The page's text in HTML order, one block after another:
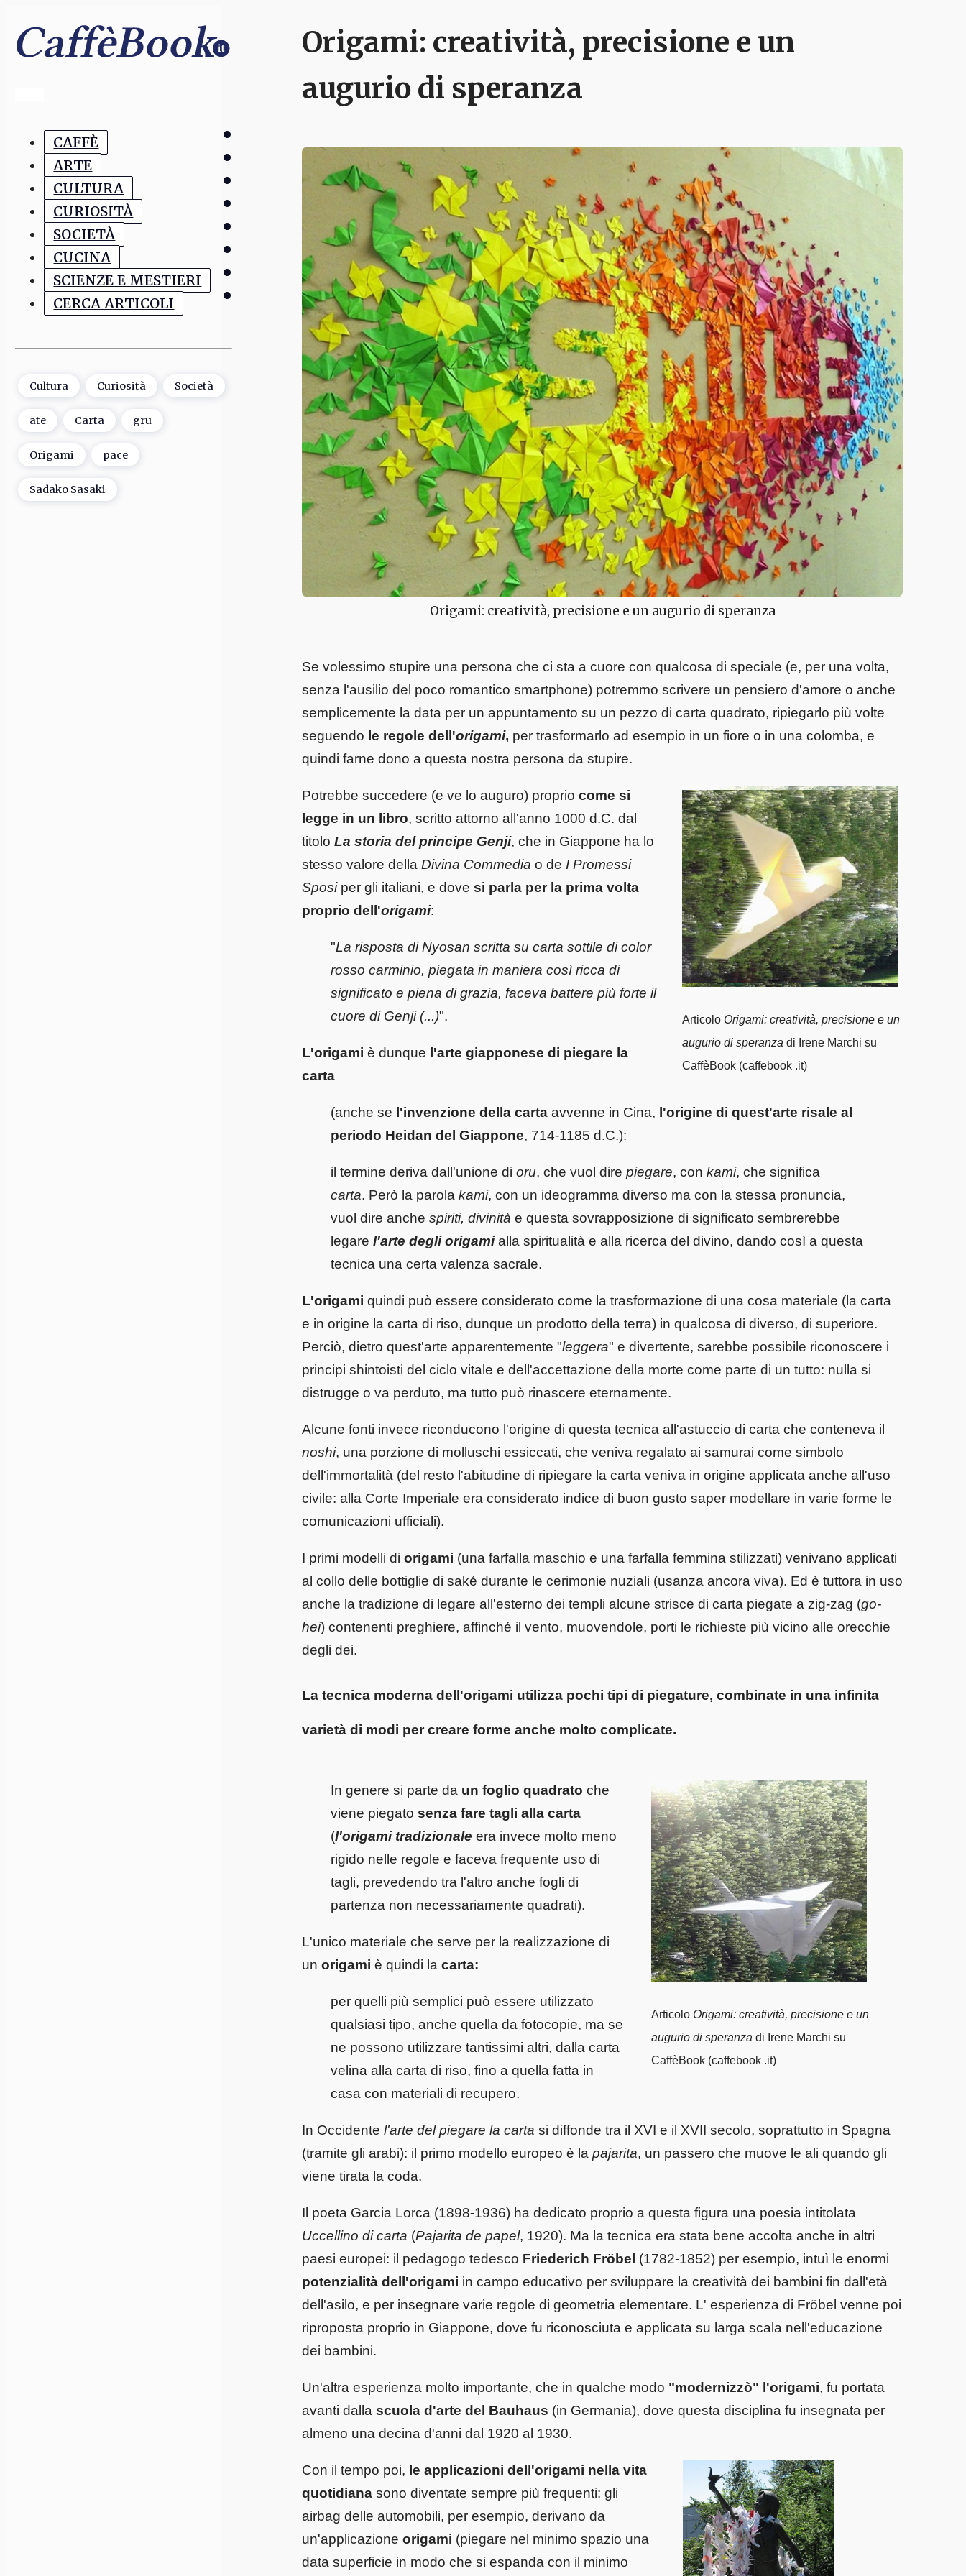
CAFFÈ
ARTE
CULTURA
CURIOSITÀ
SOCIETÀ
CUCINA
SCIENZE E MESTIERI
CERCA ARTICOLI
Cultura Curiosità Società
ate Carta gru
Origami pace
Sadako Sasaki
Origami: creatività, precisione e un
augurio di speranza
Origami: creatività, precisione e un augurio di speranza
Se volessimo stupire una persona che ci sta a cuore con qualcosa di speciale (e, per una volta,
senza l'ausilio del poco romantico smartphone) potremmo scrivere un pensiero d'amore o anche
semplicemente la data per un appuntamento su un pezzo di carta quadrato, ripiegarlo più volte
seguendo le regole dell'origami, per trasformarlo ad esempio in un fiore o in una colomba, e
quindi farne dono a questa nostra persona da stupire.
Articolo Origami: creatività, precisione e un
augurio di speranza di Irene Marchi su
CaffèBook (caffebook .it)
Potrebbe succedere (e ve lo auguro) proprio come si
legge in un libro, scritto attorno all'anno 1000 d.C. dal
titolo La storia del principe Genji, che in Giappone ha lo
stesso valore della Divina Commedia o de I Promessi
Sposiper gli italiani, e dove si parla per la prima volta
proprio dell'origami:
"La risposta di Nyosan scritta su carta sottile di color
rosso carminio, piegata in maniera così ricca di
significato e piena di grazia, faceva battere più forte il
cuore di Genji (...)".
L'origami è dunque l'arte giapponese di piegare la
carta
(anche se l'invenzione della carta avvenne in Cina, l'origine di quest'arte risale al
periodo Heidan del Giappone, 714-1185 d.C.):
il termine deriva dall'unione di oru, che vuol dire piegare, con kami, che significa
carta. Però la parola kami, con un ideogramma diverso ma con la stessa pronuncia,
vuol dire anche spiriti, divinità e questa sovrapposizione di significato sembrerebbe
legare l'arte degli origamialla spiritualità e alla ricerca del divino, dando così a questa
tecnica una certa valenza sacrale.
L'origami quindi può essere considerato come la trasformazione di una cosa materiale (la carta
e in origine la carta di riso, dunque un prodotto della terra) in qualcosa di diverso, di superiore.
Perciò, dietro quest'arte apparentemente "leggera" e divertente, sarebbe possibile riconoscere i
principi shintoisti del ciclo vitale e dell'accettazione della morte come parte di un tutto: nulla si
distrugge o va perduto, ma tutto può rinascere eternamente.
Alcune fonti invece riconducono l'origine di questa tecnica all'astuccio di carta che conteneva il
noshi, una porzione di molluschi essiccati, che veniva regalato ai samurai come simbolo
dell'immortalità (del resto l'abitudine di ripiegare la carta veniva in origine applicata anche all'uso
civile: alla Corte Imperiale era considerato indice di buon gusto saper modellare in varie forme le
comunicazioni ufficiali).
I primi modelli di origami (una farfalla maschio e una farfalla femmina stilizzati) venivano applicati
al collo delle bottiglie di saké durante le cerimonie nuziali (usanza ancora viva). Ed è tuttora in uso
anche la tradizione di legare all'esterno dei templi alcune strisce di carta piegate a zig-zag (go-
hei) contenenti preghiere, affinché il vento, muovendole, porti le richieste più vicino alle orecchie
degli dei.
La tecnica moderna dell'origami utilizza pochi tipi di piegature, combinate in una infinita
varietà di modi per creare forme anche molto complicate.
Articolo Origami: creatività, precisione e un
augurio di speranza di Irene Marchi su
CaffèBook (caffebook .it)
In genere si parte da un foglio quadrato che
viene piegato senza fare tagli alla carta
(l'origami tradizionale era invece molto meno
rigido nelle regole e faceva frequente uso di
tagli, prevedendo tra l'altro anche fogli di
partenza non necessariamente quadrati).
L'unico materiale che serve per la realizzazione di
un origami è quindi la carta:
per quelli più semplici può essere utilizzato
qualsiasi tipo, anche quella da fotocopie, ma se
ne possono utilizzare tantissimi altri, dalla carta
velina alla carta di riso, fino a quella fatta in
casa con materiali di recupero.
In Occidente l'arte del piegare la carta si diffonde tra il XVI e il XVII secolo, soprattutto in Spagna
(tramite gli arabi): il primo modello europeo è la pajarita, un passero che muove le ali quando gli
viene tirata la coda.
Il poeta Garcia Lorca (1898-1936) ha dedicato proprio a questa figura una poesia intitolata
Uccellino di carta (Pajarita de papel, 1920). Ma la tecnica era stata bene accolta anche in altri
paesi europei: il pedagogo tedesco Friederich Fröbel (1782-1852) per esempio, intuì le enormi
potenzialità dell'origami in campo educativo per sviluppare la creatività dei bambini fin dall'età
dell'asilo, e per insegnare varie regole di geometria elementare. L' esperienza di Fröbel venne poi
riproposta proprio in Giappone, dove fu riconosciuta e applicata su larga scala nell'educazione
dei bambini.
Un'altra esperienza molto importante, che in qualche modo "modernizzò" l'origami, fu portata
avanti dalla scuola d'arte del Bauhaus (in Germania), dove questa disciplina fu insegnata per
almeno una decina d'anni dal 1920 al 1930.
Con il tempo poi, le applicazioni dell'origami nella vita
quotidiana sono diventate sempre più frequenti: gli
airbag delle automobili, per esempio, derivano da
un'applicazione origami (piegare nel minimo spazio una
data superfi­cie in modo che si espanda con il minimo